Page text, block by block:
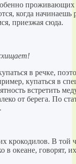
когда начинаешь
приезжая сюда.
в речке,
купаться в
встретить
от берега. По
крокодилов. В той
в океане, говорят,